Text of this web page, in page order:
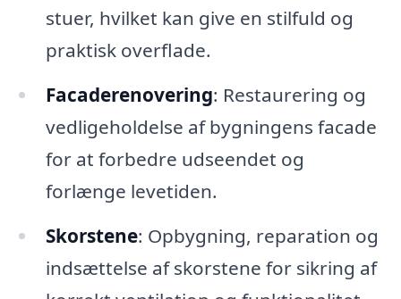
stuer, hvilket kan give en stilfuld og
praktisk overflade.
Facaderenovering: Restaurering og
vedligeholdelse af bygningens facade
for at forbedre udseendet og
forlænge levetiden.
Skorstene: Opbygning, reparation og
indsættelse af skorstene for sikring af